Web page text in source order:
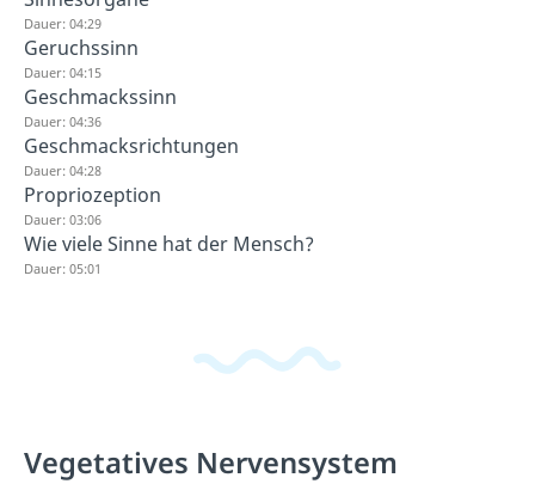
Dauer: 04:29
Geruchssinn
Dauer: 04:15
Geschmackssinn
Dauer: 04:36
Geschmacksrichtungen
Dauer: 04:28
Propriozeption
Dauer: 03:06
Wie viele Sinne hat der Mensch?
Dauer: 05:01
Vegetatives Nervensystem